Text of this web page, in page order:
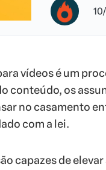
vídeos é um
conteúdo, os
no casamento
com a lei.
capazes de